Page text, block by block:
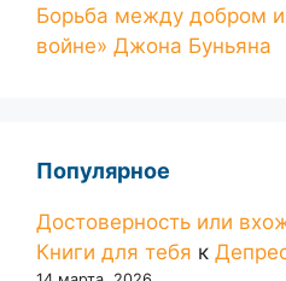
Борьба между добром
войне» Джона Буньяна
Популярное
Достоверность или
Книги для тебя к